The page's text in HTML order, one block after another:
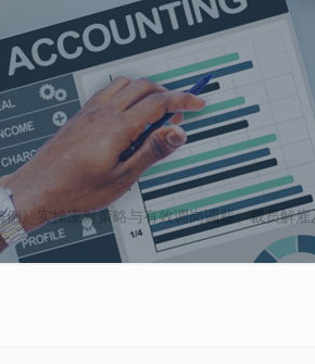
》实操应对策略与有效调岗调薪、裁员解